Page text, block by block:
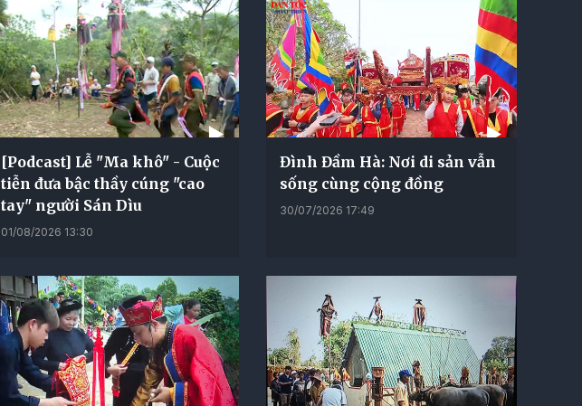
[Podcast] Lễ "Ma khô" - Cuộc
tiễn đưa bậc thầy cúng "cao
tay" người Sán Dìu
01/08/2026 13:30
Đình Đầm Hà: Nơi di sản vẫn
sống cùng cộng đồng
30/07/2026 17:49